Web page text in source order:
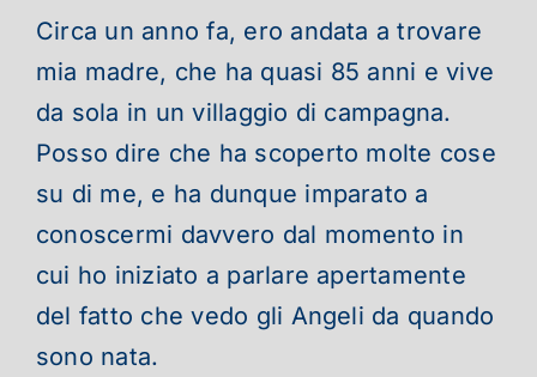
Circa un anno fa, ero andata a trovare
mia madre, che ha quasi 85 anni e vive
da sola in un villaggio di campagna.
Posso dire che ha scoperto molte cose
su di me, e ha dunque imparato a
conoscermi davvero dal momento in
cui ho iniziato a parlare apertamente
del fatto che vedo gli Angeli da quando
sono nata.